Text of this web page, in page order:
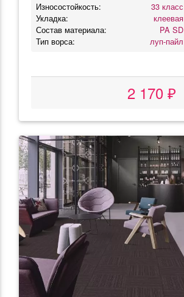
Износостойкость:
33 класс
Укладка:
клеевая
Состав материала:
PA SD
Тип ворса:
луп-пайл
2 170 ₽